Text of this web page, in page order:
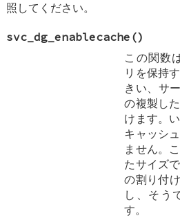
照してください。
svc_dg_enablecache ()
この関数
リを保持
きい、サ
の複製し
けます。
キャッシ
ません。
たサイズ
の割り付
し、そう
す。